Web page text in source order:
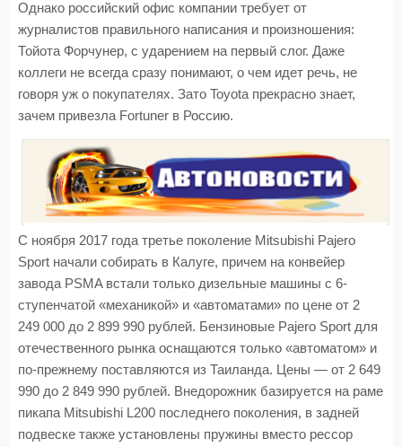
Однако российский офис компании требует от
журналистов правильного написания и произношения:
Тойота Форчунер, с ударением на первый слог. Даже
коллеги не всегда сразу понимают, о чем идет речь, не
говоря уж о покупателях. Зато Toyota прекрасно знает,
зачем привезла Fortuner в Россию.
С ноября 2017 года третье поколение Mitsubishi Pajero
Sport начали собирать в Калуге, причем на конвейер
завода PSMA встали только дизельные машины с 6-
ступенчатой «механикой» и «автоматами» по цене от 2
249 000 до 2 899 990 рублей. Бензиновые Pajero Sport для
отечественного рынка оснащаются только «автоматом» и
по-прежнему поставляются из Таиланда. Цены — от 2 649
990 до 2 849 990 рублей. Внедорожник базируется на раме
пикапа Mitsubishi L200 последнего поколения, в задней
подвеске также установлены пружины вместо рессор